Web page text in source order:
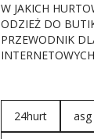
W JAKICH
ODZIEŻ DO
PRZEWODNIK
INTERNETOWYCH
24hurt